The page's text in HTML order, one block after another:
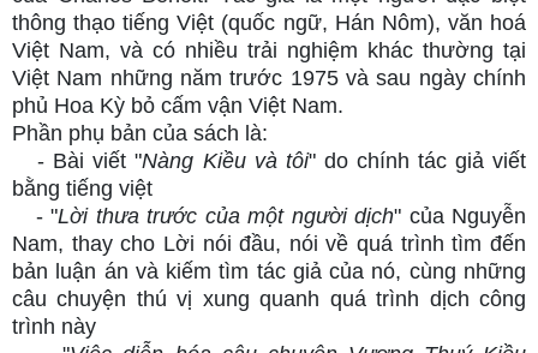
thông thạo tiếng Việt (quốc ngữ, Hán Nôm), văn hoá
Việt Nam, và có nhiều trải nghiệm khác thường tại
Việt Nam những năm trước 1975 và sau ngày chính
phủ Hoa Kỳ bỏ cấm vận Việt Nam.
Phần phụ bản của sách là:
- Bài viết "Nàng Kiều và tôi" do chính tác giả viết
bằng tiếng việt
- "Lời thưa trước của một người dịch" của Nguyễn
Nam, thay cho Lời nói đầu, nói về quá trình tìm đến
bản luận án và kiếm tìm tác giả của nó, cùng những
câu chuyện thú vị xung quanh quá trình dịch công
trình này